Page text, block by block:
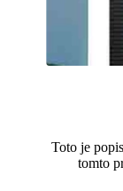
Toto je
tomto